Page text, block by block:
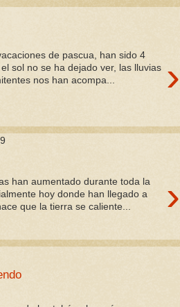
›
de pascua, han sido 4
sol no se ha dejado ver, las lluvias
nos han acompa...
›
han aumentado durante toda la
hoy donde han llegado a
que la tierra se caliente...